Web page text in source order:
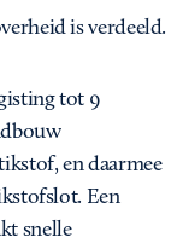
is verdeeld.
tot 9
en daarmee
Een
snelle